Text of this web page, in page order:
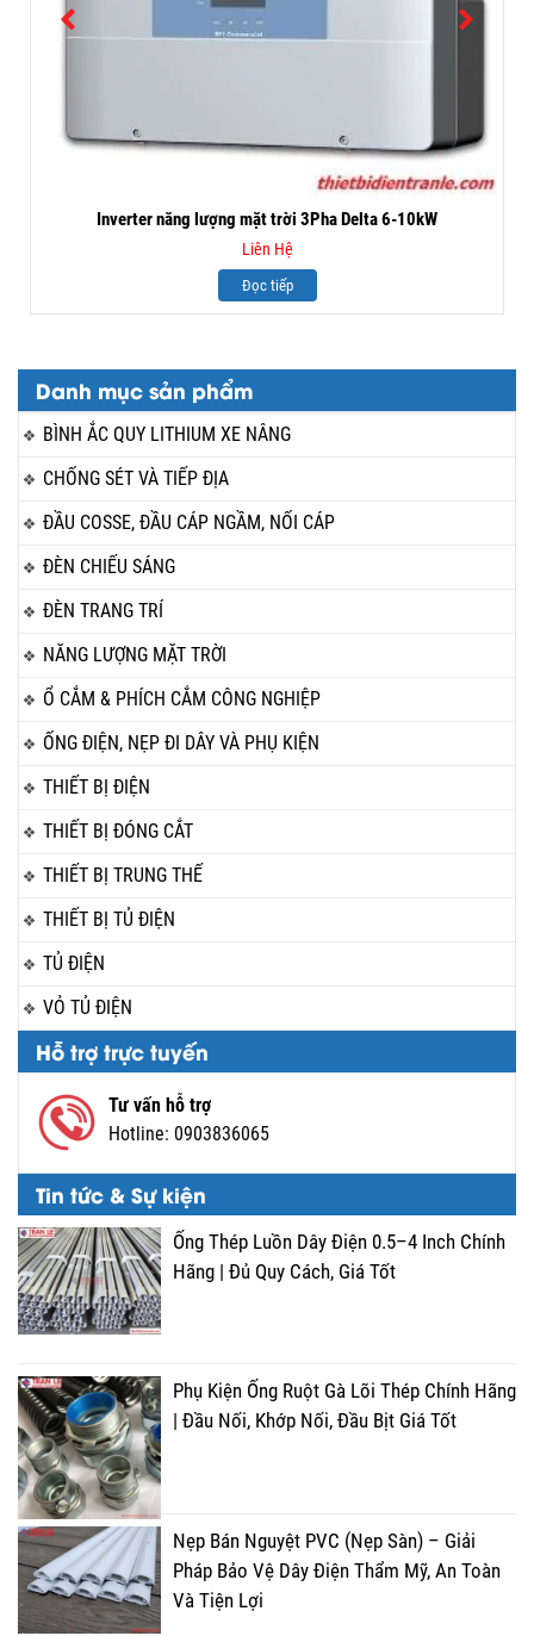
Danh mục sản phẩm
BÌNH ẮC QUY LITHIUM XE NÂNG
CHỐNG SÉT VÀ TIẾP ĐỊA
ĐẦU COSSE, ĐẦU CÁP NGẦM, NỐI CÁP
ĐÈN CHIẾU SÁNG
ĐÈN TRANG TRÍ
NĂNG LƯỢNG MẶT TRỜI
Ổ CẮM & PHÍCH CẮM CÔNG NGHIỆP
ỐNG ĐIỆN, NẸP ĐI DÂY VÀ PHỤ KIỆN
THIẾT BỊ ĐIỆN
THIẾT BỊ ĐÓNG CẮT
THIẾT BỊ TRUNG THẾ
THIẾT BỊ TỦ ĐIỆN
TỦ ĐIỆN
VỎ TỦ ĐIỆN
Hỗ trợ trực tuyến
Tư vấn hỗ trợ
Hotline: 0903836065
Tin tức & Sự kiện
Ống Thép Luồn Dây Điện 0.5–4 Inch Chính
Hãng | Đủ Quy Cách, Giá Tốt
Phụ Kiện Ống Ruột Gà Lõi Thép Chính Hãng
| Đầu Nối, Khớp Nối, Đầu Bịt Giá Tốt
Nẹp Bán Nguyệt PVC (Nẹp Sàn) – Giải
Pháp Bảo Vệ Dây Điện Thẩm Mỹ, An Toàn
Và Tiện Lợi
Inverter năng lượng mặt trời 3Pha Delta 6-10kW
Liên Hệ
Đọc tiếp